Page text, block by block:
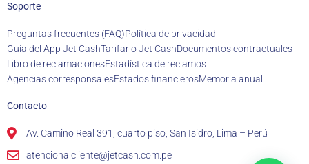
Soporte
Preguntas frecuentes (FAQ)Política de privacidad
Guía del App Jet CashTarifario Jet CashDocumentos contractuales
Libro de reclamacionesEstadística de reclamos
Agencias corresponsalesEstados financierosMemoria anual
Contacto
Av. Camino Real 391, cuarto piso, San Isidro, Lima – Perú
atencionalcliente@jetcash.com.pe